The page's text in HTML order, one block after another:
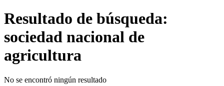
Resultado de búsqueda:
sociedad nacional de
agricultura
No se encontró ningún resultado